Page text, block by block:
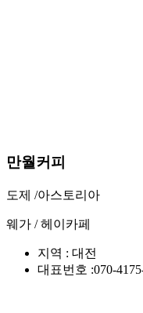
만월커피
도제 /아스토리아
웨가 /헤이카페
지역 : 대전
대표번호 :070-